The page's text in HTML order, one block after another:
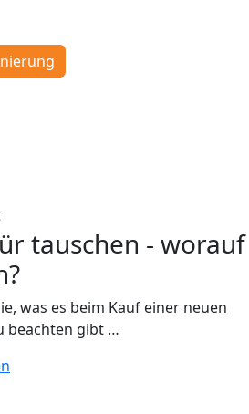
tauschen - worauf
was es beim Kauf einer neuen
beachten gibt …